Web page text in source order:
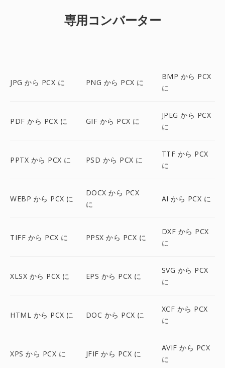
専用コンバーター
JPG から PCX に PNG から PCX に
BMP から PCX
に
PDF から PCX に GIF から PCX に
JPEG から PCX
に
PPTX から PCX に PSD から PCX に
TTF から PCX
に
WEBP から PCX に
DOCX から PCX
に
AI から PCX に
TIFF から PCX に PPSX から PCX に
DXF から PCX
に
XLSX から PCX に EPS から PCX に
SVG から PCX
に
HTML から PCX に DOC から PCX に
XCF から PCX
に
XPS から PCX に JFIF から PCX に
AVIF から PCX
に